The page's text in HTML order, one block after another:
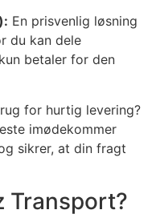
En prisvenlig løsning
du kan dele
betaler for den
for hurtig levering?
imødekommer
sikrer, at din fragt
Transport?